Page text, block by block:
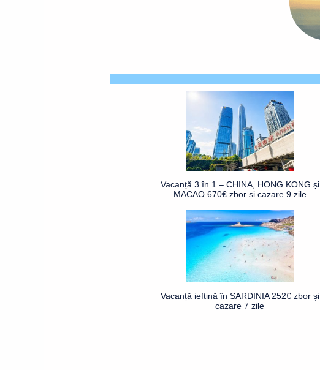
Vacanță 3 în 1 – CHINA, HONG KONG și
MACAO 670€ zbor și cazare 9 zile
Vacanță ieftină în SARDINIA 252€ zbor și
cazare 7 zile